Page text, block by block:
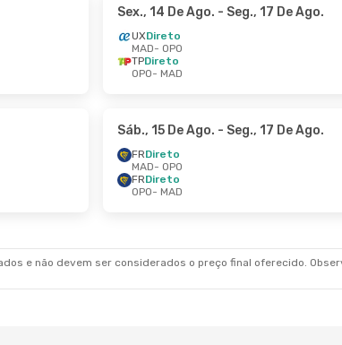
Sex., 14 De Ago. - Seg., 17 De Ago.
UXDireto
MAD- OPO
TPDireto
OPO- MAD
Sáb., 15 De Ago. - Seg., 17 De Ago.
FRDireto
MAD- OPO
FRDireto
OPO- MAD
e não devem ser considerados o preço final oferecido.